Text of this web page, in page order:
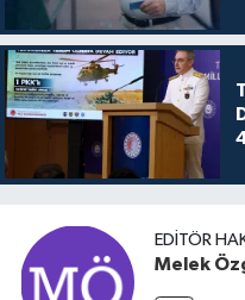
EDITÖR
Melek